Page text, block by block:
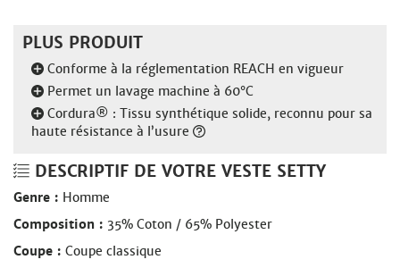
PLUS PRODUIT
Conforme à la réglementation REACH en vigueur
Permet un lavage machine à 60°C
Cordura® : Tissu synthétique solide, reconnu pour sa
haute résistance à l’usure
DESCRIPTIF DE VOTRE VESTE SETTY
Genre : Homme
Composition : 35% Coton / 65% Polyester
Coupe : Coupe classique